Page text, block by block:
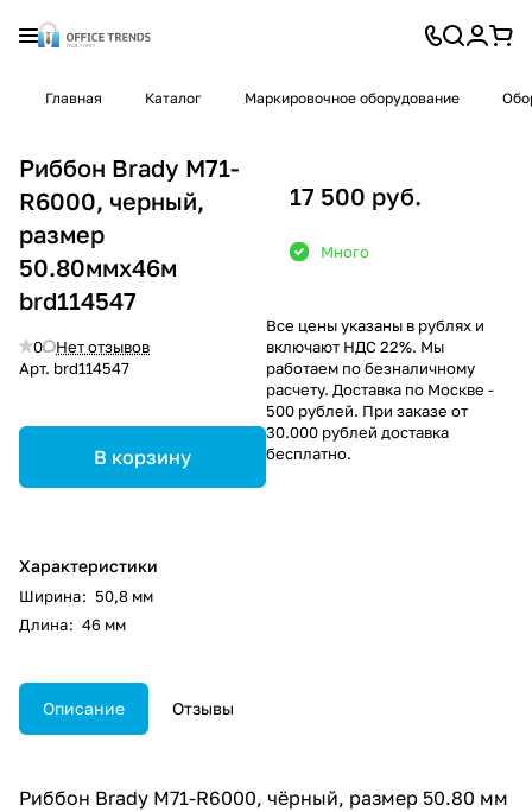
Главная Каталог Маркировочное оборудование
Риббон Brady M71-
R6000, черный,
размер
50.80ммх46м
brd114547
0
Нет отзывов
Арт. brd114547
В корзину
Характеристики
Ширина: 50,8 мм
Длина: 46 мм
17 500 руб.
Много
Все цены указаны в рублях и
включают НДС 22%. Мы
работаем по безналичному
расчету. Доставка по Москве -
500 рублей. При заказе от
30.000 рублей доставка
бесплатно.
Описание Отзывы
Риббон Brady M71-R6000, чёрный, размер 50.80 мм